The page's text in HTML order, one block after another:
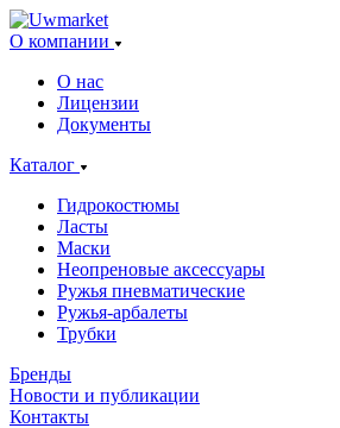
О компании
О нас
Лицензии
Документы
Каталог
Гидрокостюмы
Ласты
Маски
Неопреновые аксессуары
Ружья пневматические
Ружья-арбалеты
Трубки
Бренды
Новости и публикации
Контакты